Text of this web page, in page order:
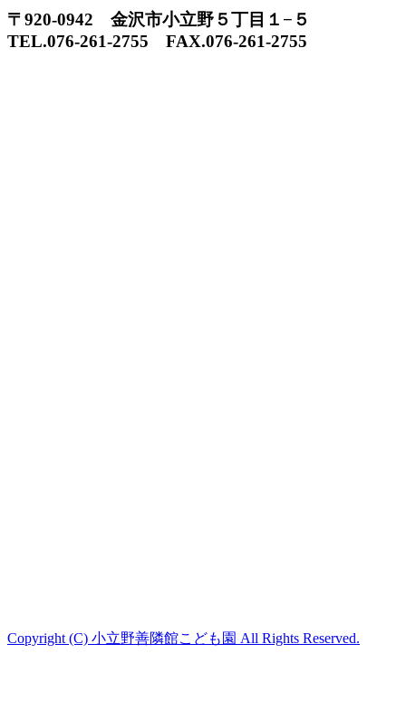
〒920-0942 金沢市小立野５丁目１−５
TEL.076-261-2755 FAX.076-261-2755
Copyright (C) 小立野善隣館こども園 All Rights Reserved.